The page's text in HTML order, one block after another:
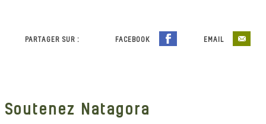
PARTAGER SUR : FACEBOOK EMAIL
Soutenez Natagora